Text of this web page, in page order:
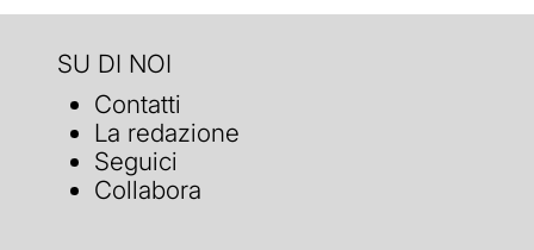
SU DI NOI
Contatti
La redazione
Seguici
Collabora